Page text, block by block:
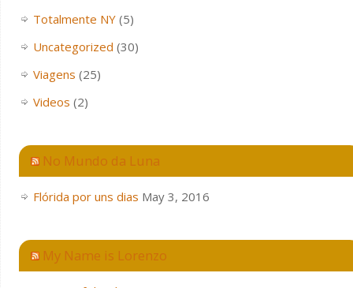
Totalmente NY(5)
Uncategorized (30)
Viagens (25)
Videos (2)
No Mundo da Luna
Flórida por uns dias May 3, 2016
My Name is Lorenzo